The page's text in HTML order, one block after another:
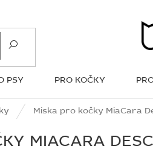
PSY PRO KOČKY
Miska pro kočky MiaCara
MIACARA